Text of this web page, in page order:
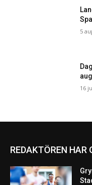
5
16
REDAKTÖREN HAR